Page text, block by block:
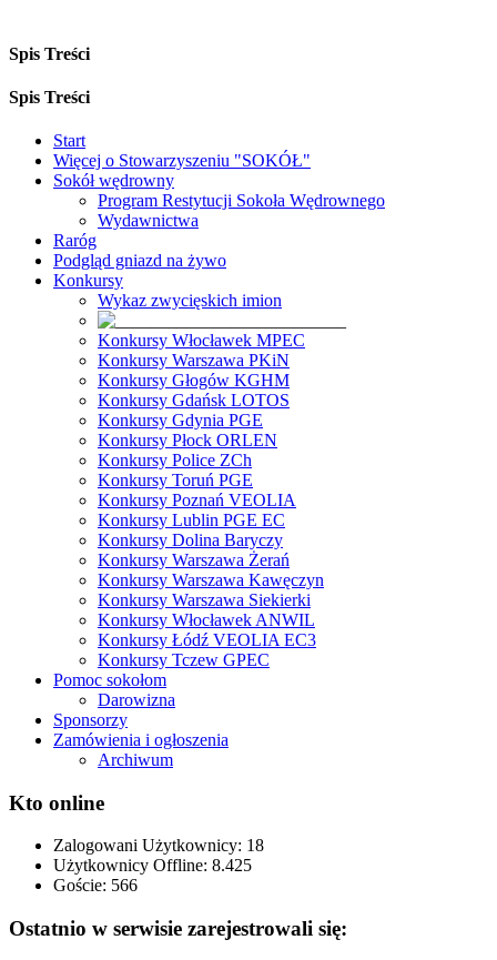
Spis Treści
Spis Treści
Start
Więcej o Stowarzyszeniu "SOKÓŁ"
Sokół wędrowny
Program Restytucji Sokoła Wędrownego
Wydawnictwa
Raróg
Podgląd gniazd na żywo
Konkursy
Wykaz zwycięskich imion
Konkursy Włocławek MPEC
Konkursy Warszawa PKiN
Konkursy Głogów KGHM
Konkursy Gdańsk LOTOS
Konkursy Gdynia PGE
Konkursy Płock ORLEN
Konkursy Police ZCh
Konkursy Toruń PGE
Konkursy Poznań VEOLIA
Konkursy Lublin PGE EC
Konkursy Dolina Baryczy
Konkursy Warszawa Żerań
Konkursy Warszawa Kawęczyn
Konkursy Warszawa Siekierki
Konkursy Włocławek ANWIL
Konkursy Łódź VEOLIA EC3
Konkursy Tczew GPEC
Pomoc sokołom
Darowizna
Sponsorzy
Zamówienia i ogłoszenia
Archiwum
Kto online
Zalogowani Użytkownicy: 18
Użytkownicy Offline: 8.425
Goście: 566
Ostatnio w serwisie zarejestrowali się: